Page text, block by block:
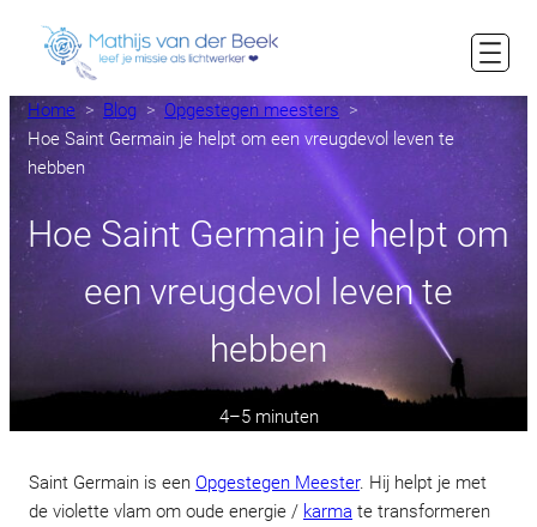
inhoud
Home Blog
Opgestegen meesters
Hoe Saint Germain je helpt om een vreugdevol leven te
hebben
Hoe Saint Germain je helpt om
een vreugdevol leven te
hebben
4–5 minuten
Saint Germain is een Opgestegen Meester. Hij helpt je met
de violette vlam om oude energie / karma te transformeren